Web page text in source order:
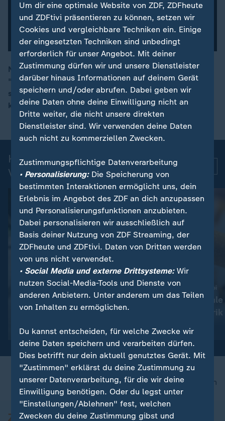
00:10
Nach Gesundheitstests sei US-Präsident Trump
"vollumfänglich fähig, alle Pflichten wahrzunehmen",
so sein Leibarzt. Präventiv sei ihm zu "gesteigerter
körperlicher Aktivität" geraten worden.
Kurznachrichten: Aktuelle
Videos
Nachfahre von Escobars Nilpferden:
Kolumbien: Mutterloses
Hippo-Baby gerettet
Video
Zoll-Fund in Charleroi
Belgien: Illegale
Video 1:15
nach oben
Um dir eine optimale Website von ZDF, ZDFheute
und ZDFtivi präsentieren zu können, setzen wir
Cookies und vergleichbare Techniken ein. Einige
der eingesetzten Techniken sind unbedingt
erforderlich für unser Angebot. Mit deiner
Zustimmung dürfen wir und unsere Dienstleister
darüber hinaus Informationen auf deinem Gerät
speichern und/oder abrufen. Dabei geben wir
deine Daten ohne deine Einwilligung nicht an
Dritte weiter, die nicht unsere direkten
Dienstleister sind. Wir verwenden deine Daten
auch nicht zu kommerziellen Zwecken.
Zustimmungspflichtige Datenverarbeitung
• Personalisierung:Die Speicherung von
bestimmten Interaktionen ermöglicht uns, dein
Erlebnis im Angebot des ZDF an dich anzupassen
und Personalisierungsfunktionen anzubieten.
Dabei personalisieren wir ausschließlich auf
Basis deiner Nutzung von ZDF Streaming, der
ZDFheute und ZDFtivi. Daten von Dritten werden
von uns nicht verwendet.
• Social Media und externe Drittsysteme:Wir
nutzen Social-Media-Tools und Dienste von
anderen Anbietern. Unter anderem um das Teilen
von Inhalten zu ermöglichen.
Du kannst entscheiden, für welche Zwecke wir
deine Daten speichern und verarbeiten dürfen.
Dies betrifft nur dein aktuell genutztes Gerät. Mit
"Zustimmen" erklärst du deine Zustimmung zu
unserer Datenverarbeitung, für die wir deine
Einwilligung benötigen. Oder du legst unter
"Einstellungen/Ablehnen" fest, welchen
Zwecken du deine Zustimmung gibst und